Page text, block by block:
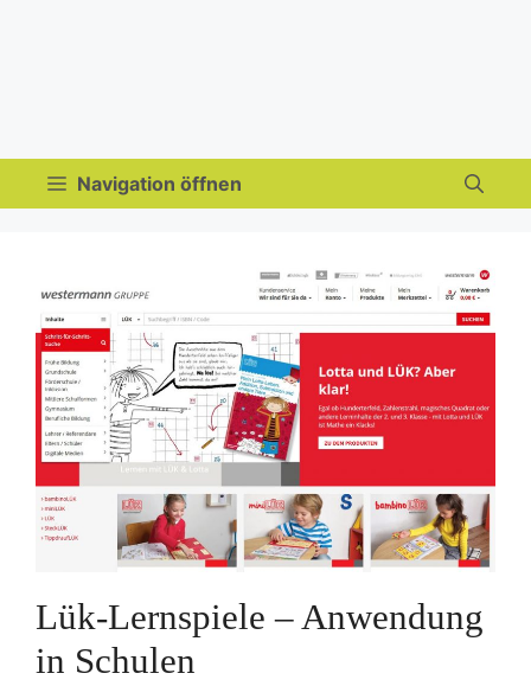
Navigation öffnen
Lük-Lernspiele – Anwendung
in Schulen